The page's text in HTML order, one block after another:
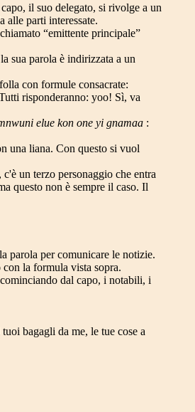
il suo delegato, si rivolge a un
alle parti interessate.
“emittente principale”
sua parola è indirizzata a un
con formule consacrate:
risponderanno: yoo! Sì, va
elue kon one yi gnamaa :
una liana. Con questo si vuol
un terzo personaggio che entra
questo non è sempre il caso. Il
parola per comunicare le notizie.
la formula vista sopra.
dal capo, i notabili, i
bagagli da me, le tue cose a